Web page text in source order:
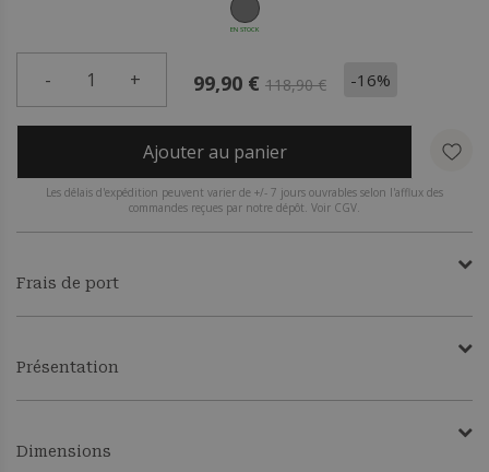
EN STOCK
- 1 + 99,90 € 118,90 € -16%
Ajouter au panier
Les délais d'expédition peuvent varier de +/- 7 jours ouvrables selon l'afflux des
commandes reçues par notre dépôt. Voir CGV.
Frais de port
Présentation
Dimensions